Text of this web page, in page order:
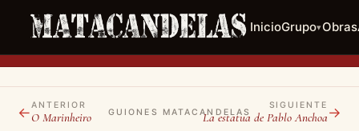
InicioGrupo▾Obras
←ANTERIOR
O Marinheiro GUIONES MATACANDELAS
SIGUIENTE
La estatua de Pablo Anchoa→